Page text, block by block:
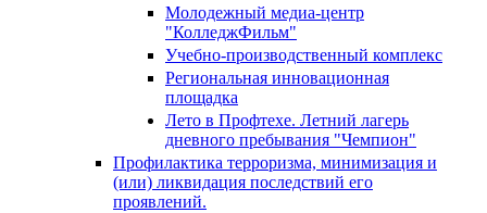
Молодежный медиа-центр
"КолледжФильм"
Учебно-производственный комплекс
Региональная инновационная
площадка
Лето в Профтехе. Летний лагерь
дневного пребывания "Чемпион"
Профилактика терроризма, минимизация и
(или) ликвидация последствий его
проявлений.